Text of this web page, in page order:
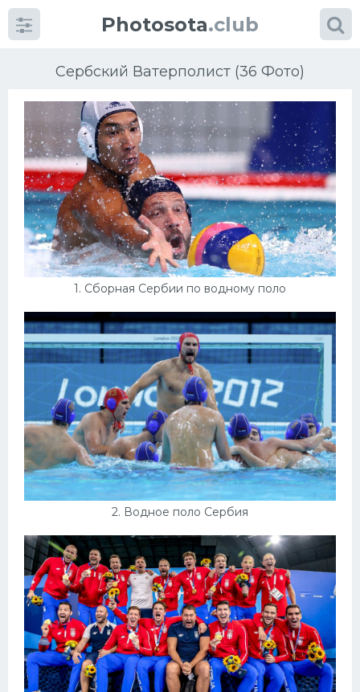
Photosota.club
Сербский Ватерполист (36 Фото)
1. Сборная Сербии по водному поло
2. Водное поло Сербия
КатегорииФото
Много картинок...
Футбол
Хоккей
Велогонки
Конькобежный спорт
Тренажеры
Интерьеры квартир